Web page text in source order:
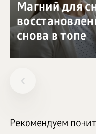
Магний для
снова в топе
Рекомендуем